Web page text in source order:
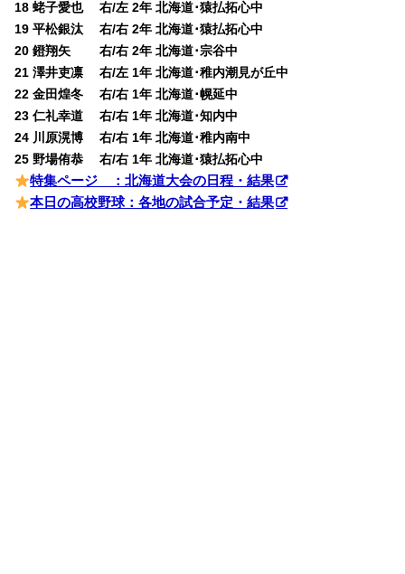
18 蛯子愛也 右/左 2年 北海道･猿払拓心中
19 平松銀汰 右/右 2年 北海道･猿払拓心中
20 鐙翔矢 右/右 2年 北海道･宗谷中
21 澤井吏凛 右/左 1年 北海道･稚内潮見が丘中
22 金田煌冬 右/右 1年 北海道･幌延中
23 仁礼幸道 右/右 1年 北海道･知内中
24 川原滉博 右/右 1年 北海道･稚内南中
25 野場侑恭 右/右 1年 北海道･猿払拓心中
特集ページ ：北海道大会の日程・結果
本日の高校野球：各地の試合予定・結果